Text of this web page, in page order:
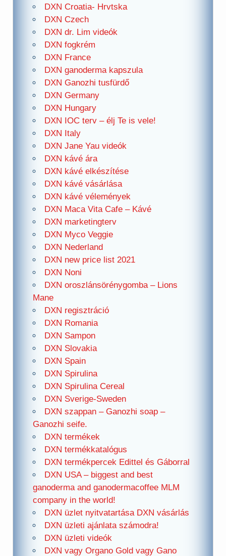
DXN Croatia- Hrvtska
DXN Czech
DXN dr. Lim videók
DXN fogkrém
DXN France
DXN ganoderma kapszula
DXN Ganozhi tusfürdő
DXN Germany
DXN Hungary
DXN IOC terv – élj Te is vele!
DXN Italy
DXN Jane Yau videók
DXN kávé ára
DXN kávé elkészítése
DXN kávé vásárlása
DXN kávé vélemények
DXN Maca Vita Cafe – Kávé
DXN marketingterv
DXN Myco Veggie
DXN Nederland
DXN new price list 2021
DXN Noni
DXN oroszlánsörénygomba – Lions
Mane
DXN regisztráció
DXN Romania
DXN Sampon
DXN Slovakia
DXN Spain
DXN Spirulina
DXN Spirulina Cereal
DXN Sverige-Sweden
DXN szappan – Ganozhi soap –
Ganozhi seife.
DXN termékek
DXN termékkatalógus
DXN termékpercek Edittel és Gáborral
DXN USA – biggest and best
ganoderma and ganodermacoffee MLM
company in the world!
DXN üzlet nyitvatartása DXN vásárlás
DXN üzleti ajánlata számodra!
DXN üzleti videók
DXN vagy Organo Gold vagy Gano